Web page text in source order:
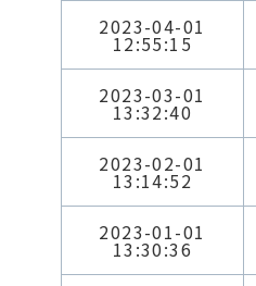
2023-04-01
12:55:15
2023-03-01
13:32:40
2023-02-01
13:14:52
2023-01-01
13:30:36